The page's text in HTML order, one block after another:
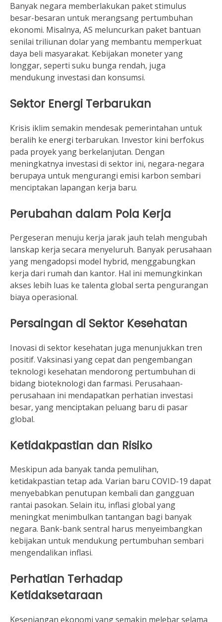
Banyak negara memberlakukan paket stimulus
besar-besaran untuk merangsang pertumbuhan
ekonomi. Misalnya, AS meluncurkan paket bantuan
senilai triliunan dolar yang membantu memperkuat
daya beli masyarakat. Kebijakan moneter yang
longgar, seperti suku bunga rendah, juga
mendukung investasi dan konsumsi.
Sektor Energi Terbarukan
Krisis iklim semakin mendesak pemerintahan untuk
beralih ke energi terbarukan. Investor kini berfokus
pada proyek yang berkelanjutan. Dengan
meningkatnya investasi di sektor ini, negara-negara
berupaya untuk mengurangi emisi karbon sembari
menciptakan lapangan kerja baru.
Perubahan dalam Pola Kerja
Pergeseran menuju kerja jarak jauh telah mengubah
lanskap kerja secara menyeluruh. Banyak perusahaan
yang mengadopsi model hybrid, menggabungkan
kerja dari rumah dan kantor. Hal ini memungkinkan
akses lebih luas ke talenta global serta pengurangan
biaya operasional.
Persaingan di Sektor Kesehatan
Inovasi di sektor kesehatan juga menunjukkan tren
positif. Vaksinasi yang cepat dan pengembangan
teknologi kesehatan mendorong pertumbuhan di
bidang bioteknologi dan farmasi. Perusahaan-
perusahaan ini mendapatkan perhatian investasi
besar, yang menciptakan peluang baru di pasar
global.
Ketidakpastian dan Risiko
Meskipun ada banyak tanda pemulihan,
ketidakpastian tetap ada. Varian baru COVID-19 dapat
menyebabkan penutupan kembali dan gangguan
rantai pasokan. Selain itu, inflasi global yang
meningkat menimbulkan tantangan bagi banyak
negara. Bank-bank sentral harus menyeimbangkan
kebijakan untuk mendukung pertumbuhan sembari
mengendalikan inflasi.
Perhatian Terhadap
Ketidaksetaraan
Kesenjangan ekonomi yang semakin melebar selama